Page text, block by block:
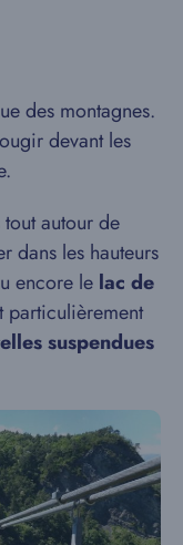
des montagnes.
devant les
autour de
dans les hauteurs
encore le lac de
particulièrement
suspendues